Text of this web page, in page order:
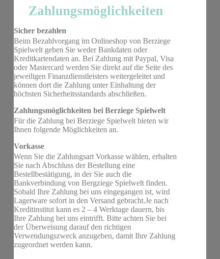
Zahlungsmöglichkeiten
Sicher bezahlen
Beim Bezahlvorgang im Onlineshop von Berziege
Spielwelt geben Sie weder Bankdaten oder
Kreditkartendaten an. Bei Zahlung mit Paypal, Visa
oder Mastercard werden Sie direkt auf die Seite des
jeweiligen Finanzdienstleisters weitergeleitet und
können dort die Zahlung unter Einhaltung der
höchsten Sicherheitsstandards abschließen.
Zahlungsmöglichkeiten bei Berziege Spielwelt
Für die Zahlung bei Berziege Spielwelt bieten wir
Ihnen folgende Möglichkeiten an.
Vorkasse
Wenn Sie die Zahlungsart Vorkasse wählen, erhalten
Sie nach Abschluss der Bestellung eine
Bestellbestätigung, in der Sie auch die
Bankverbindung von Bergziege Spielwelt finden.
Sobald Ihre Zahlung bei uns eingegangen ist, wird
Lagerware sofort in den Versand gebracht.Je nach
Kreditinstitut kann es 2 – 4 Werktage dauern, bis
Ihre Zahlung bei uns eintrifft. Bitte achten Sie bei
der Überweisung darauf den richtigen
Verwendungszweck anzugeben, damit Ihre Zahlung
zugeordnet werden kann.